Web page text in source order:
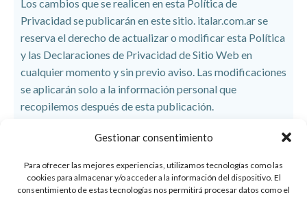
Gestionar consentimiento
Para ofrecer las mejores experiencias, utilizamos tecnologías como las
cookies para almacenar y/o acceder a la información del dispositivo. El
consentimiento de estas tecnologías nos permitirá procesar datos como el
Los cambios que se realicen en esta Política de
Privacidad se publicarán en este sitio. italar.com.ar se
reserva el derecho de actualizar o modificar esta Política
y las Declaraciones de Privacidad de Sitio Web en
cualquier momento y sin previo aviso. Las modificaciones
se aplicarán solo a la información personal que
recopilemos después de esta publicación.
Esta Política de Privacidad fue revisada por última vez el
31/01/2025.